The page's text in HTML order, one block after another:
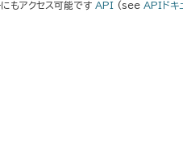
もアクセス可能です API (see APIドキ